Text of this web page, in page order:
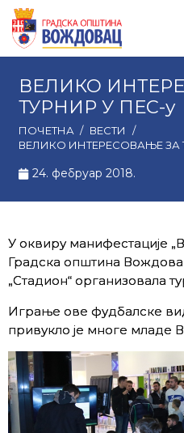
ВЕЛИКО
ТУРНИР У ПЕС-у
ПОЧЕТНА / ВЕСТИ
/
ВЕЛИКО ИНТЕРЕСОВАЊЕ ЗА
24. фебруар 2018.
У оквиру манифестације
Градска општина
„Стадион“ организовала
Играње ове фудбалске
привукло је многе младе